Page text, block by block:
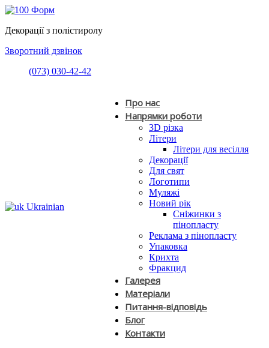
Декорації з полістиролу
Зворотний дзвінок
(073) 030-42-42
Ukrainian
Про нас
Напрямки роботи
3D різка
Літери
Літери для весілля
Декорації
Для свят
Логотипи
Муляжі
Новий рік
Сніжинки з
пінопласту
Реклама з пінопласту
Упаковка
Крихта
Фракцид
Галерея
Матеріали
Питання-відповідь
Блог
Контакти